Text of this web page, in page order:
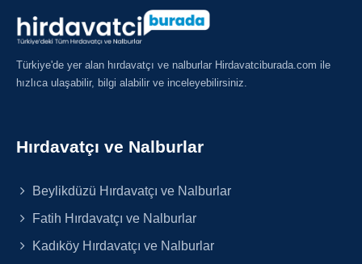
Türkiye'de yer alan hırdavatçı ve nalburlar Hirdavatciburada.com ile
hızlıca ulaşabilir, bilgi alabilir ve inceleyebilirsiniz.
Hırdavatçı ve Nalburlar
Beylikdüzü Hırdavatçı ve Nalburlar
Fatih Hırdavatçı ve Nalburlar
Kadıköy Hırdavatçı ve Nalburlar